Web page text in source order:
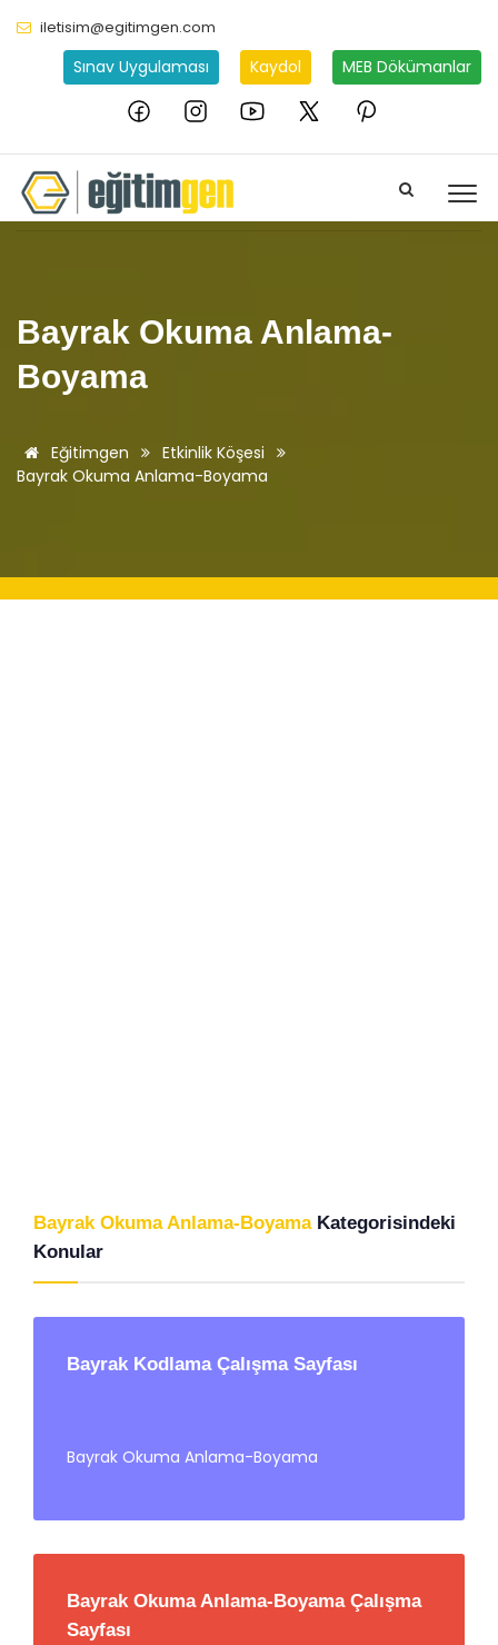
iletisim@egitimgen.com
Sınav Uygulaması Kaydol MEB Dökümanlar
Bayrak Okuma Anlama-
Boyama
Eğitimgen
Etkinlik Köşesi
Bayrak Okuma Anlama-Boyama
Bayrak Okuma Anlama-Boyama Kategorisindeki
Konular
Bayrak Kodlama Çalışma Sayfası
Bayrak Okuma Anlama-Boyama
Bayrak Okuma Anlama-Boyama Çalışma
Sayfası